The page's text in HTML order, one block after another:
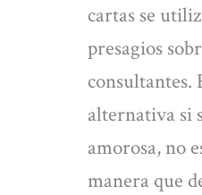
cartas se
presagios
consultantes.
alternativa si
amorosa, no
manera que